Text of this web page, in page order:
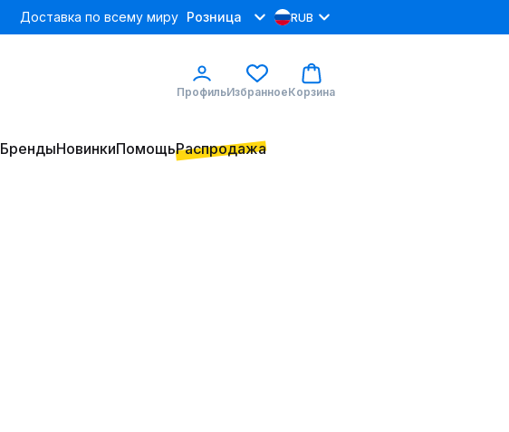
Доставка по всему миру Розница RUB
ПрофильИзбранноеКорзина
БрендыНовинкиПомощьРаспродажа